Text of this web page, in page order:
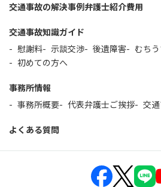
交通事故の解決事例弁護士紹介費用
交通事故知識ガイド
慰謝料
示談交渉 後遺障害 むち
初めての方へ
事務所情報
事務所概要
代表弁護士ご挨拶 交
よくある質問